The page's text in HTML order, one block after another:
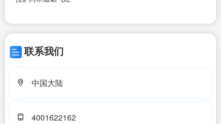
联系我们
中国大陆
4001622162